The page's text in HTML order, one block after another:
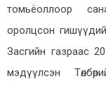
томьёоллоор
оролцсон
Засгийн газраас
мэдүүлсэн